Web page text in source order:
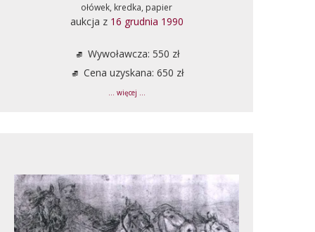
ołówek, kredka, papier
aukcja z 16 grudnia 1990
Wywoławcza: 550 zł
Cena uzyskana: 650 zł
... więcej ...